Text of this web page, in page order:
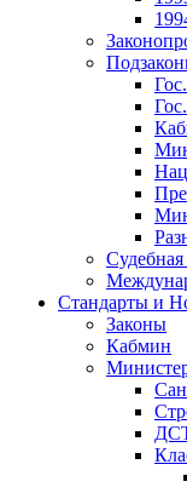
Стандарты и
Законы
Кабмин